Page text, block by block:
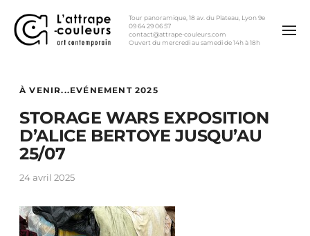
Tour panoramique, 18 av. du Plateau, Lyon 9e
09 64 29 06 57
contact@attrape-couleurs.com
Ouvert du mercredi au samedi de 14h à 18h
À VENIR...EVÉNEMENT 2025
STORAGE WARS EXPOSITION
D’ALICE BERTOYE JUSQU’AU
25/07
24 avril 2025